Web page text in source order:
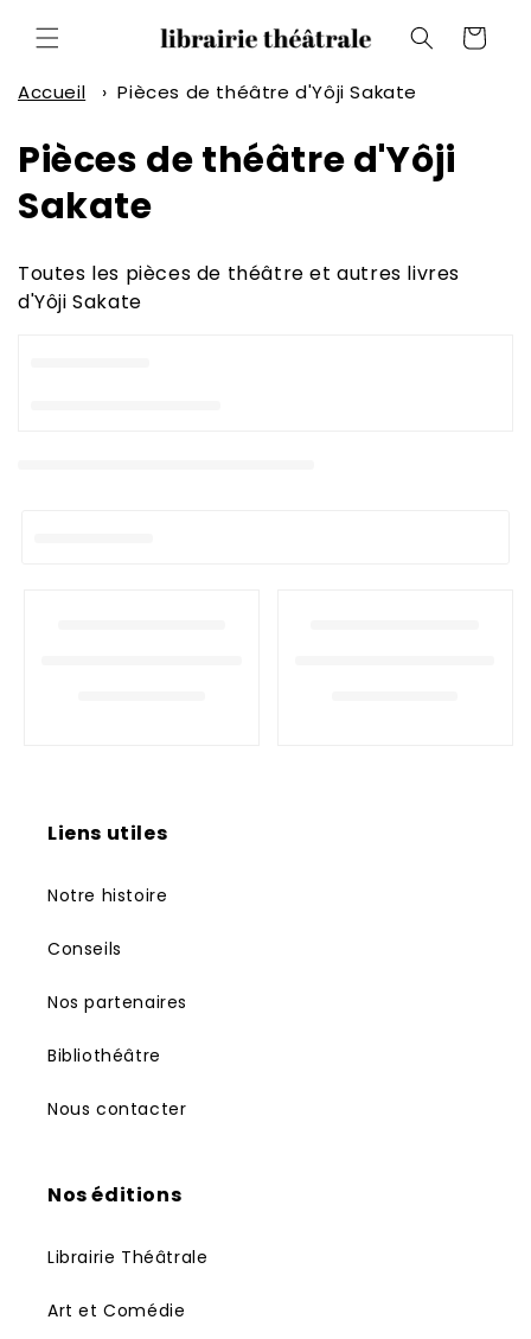
passer
au
Panier
Accueil › Pièces de théâtre d'Yôji Sakate
C
o
l
Pièces de théâtre d'Yôji
Sakate
Toutes les pièces de théâtre et autres livres
d'Yôji Sakate
Liens utiles
Notre histoire
Conseils
Nos partenaires
Bibliothéâtre
Nous contacter
Nos éditions
Librairie Théâtrale
Art et Comédie